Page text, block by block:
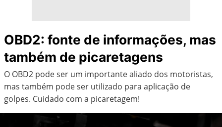
OBD2: fonte de informações, mas
também de picaretagens
O OBD2 pode ser um importante aliado dos motoristas,
mas também pode ser utilizado para aplicação de
golpes. Cuidado com a picaretagem!